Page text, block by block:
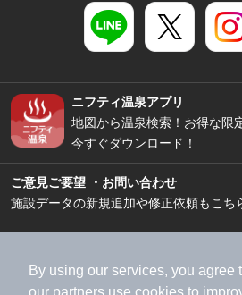
By using our services, you agree
ニフティ温泉アプリ
地図から温泉検索！お得な限
今すぐダウンロード！
ご意見ご要望 ・お問い合わせ
施設データの新規追加や修正依頼もこち
加盟店募集（資料請求）
広